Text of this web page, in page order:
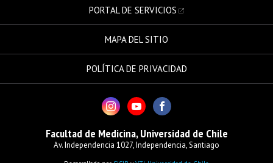
PORTAL DE SERVICIOS
MAPA DEL SITIO
POLÍTICA DE PRIVACIDAD
Facultad de Medicina, Universidad de Chile
Av. Independencia 1027, Independencia, Santiago